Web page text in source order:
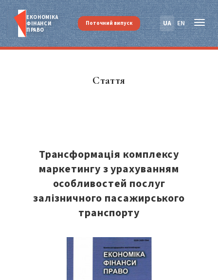
ЕКОНОМІКА
ФІНАНСИ
ПРАВО
UA EN
Поточний випуск
Стаття
Трансформація комплексу
маркетингу з урахуванням
особливостей послуг
залізничного пасажирського
транспорту